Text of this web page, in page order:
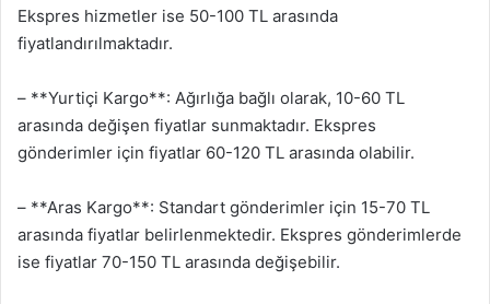
Ekspres hizmetler ise 50-100 TL arasında
fiyatlandırılmaktadır.
– **Yurtiçi Kargo**: Ağırlığa bağlı olarak, 10-60 TL
arasında değişen fiyatlar sunmaktadır. Ekspres
gönderimler için fiyatlar 60-120 TL arasında olabilir.
– **Aras Kargo**: Standart gönderimler için 15-70 TL
arasında fiyatlar belirlenmektedir. Ekspres gönderimlerde
ise fiyatlar 70-150 TL arasında değişebilir.